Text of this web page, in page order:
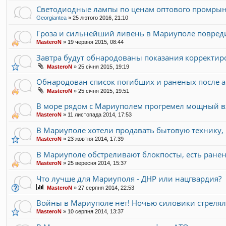
Светодиодные лампы по ценам оптового
Georgiantea » 25 лютого 2016, 21:10
Гроза и сильнейший ливень в Мариуполе
MasteroN » 19 червня 2015, 08:44
Завтра будут обнародованы показания
MasteroN » 25 січня 2015, 19:19
Обнародован список погибших и раненых после
MasteroN » 25 січня 2015, 19:51
В море рядом с Мариуполем прогремел мощный
MasteroN » 11 листопада 2014, 17:53
В Мариуполе хотели продавать бытовую
MasteroN » 23 жовтня 2014, 17:39
В Мариуполе обстреливают блокпосты, есть
MasteroN » 25 вересня 2014, 15:37
Что лучше для Мариуполя - ДНР или нацгвардия?
MasteroN » 27 серпня 2014, 22:53
Войны в Мариуполе нет! Ночью силовики
MasteroN » 10 серпня 2014, 13:37